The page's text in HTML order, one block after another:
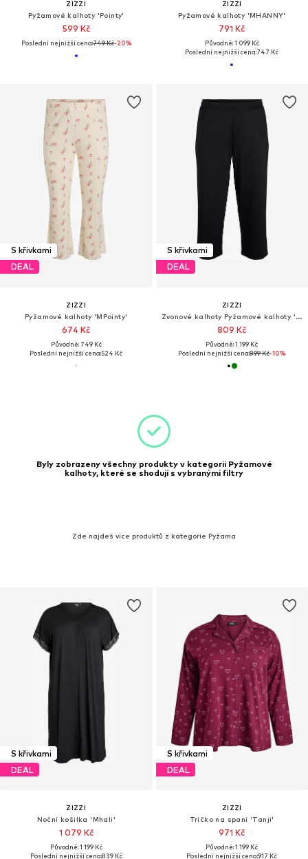
ZIZZI
Pyžamové kalhoty 'Pointy'
599 Kč
Poslední nejnižší cena:749 Kč-20%
ZIZZI
Pyžamové kalhoty 'MHANNY'
791 Kč
Původně: 1 099 Kč
Poslední nejnižší cena:747 Kč
S křivkami
DEAL
ZIZZI
Pyžamové kalhoty 'MPointy'
674 Kč
Původně: 749 Kč
Poslední nejnižší cena:524 Kč
S křivkami
DEAL
ZIZZI
Zvonové kalhoty Pyžamové kalhoty 'Malisa'
809 Kč
Původně: 1 199 Kč
Poslední nejnižší cena:899 Kč-10%
Byly zobrazeny všechny produkty v kategorii Pyžamové
kalhoty, které se shodují s vybranými filtry
Zde najdeš více produktů z kategorie Pyžama
S křivkami
DEAL
ZIZZI
Noční košilka 'Mhali'
1 079 Kč
Původně: 1 199 Kč
Poslední nejnižší cena:839 Kč
S křivkami
DEAL
ZIZZI
Tričko na spaní 'Tanji'
971 Kč
Původně: 1 199 Kč
Poslední nejnižší cena:917 Kč